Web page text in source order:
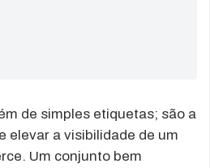
de simples etiquetas; são a
elevar a visibilidade de um
Um conjunto bem